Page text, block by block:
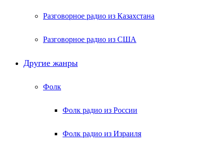
Разговорное радио из Казахстана
Разговорное радио из США
Другие жанры
Фолк
Фолк радио из России
Фолк радио из Израиля